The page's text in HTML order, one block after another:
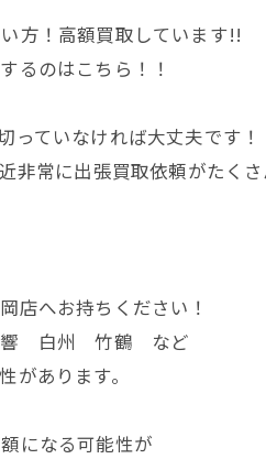
！高額買取しています!!
るのはこちら！！
っていなければ大丈夫です！
非常に出張買取依頼がたくさ
店へお持ちください！
響 白州 竹鶴 など
あります。
になる可能性が